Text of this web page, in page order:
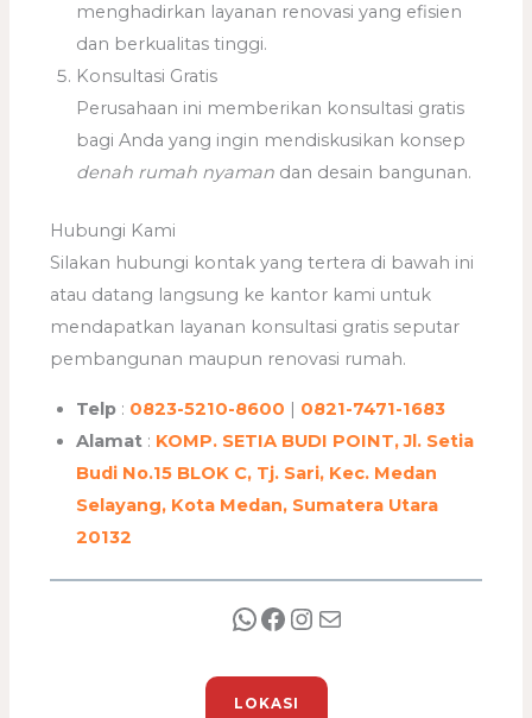
menghadirkan layanan renovasi yang efisien
dan berkualitas tinggi.
Konsultasi Gratis
Perusahaan ini memberikan konsultasi gratis
bagi Anda yang ingin mendiskusikan konsep
denah rumah nyaman dan desain bangunan.
Hubungi Kami
Silakan hubungi kontak yang tertera di bawah ini
atau datang langsung ke kantor kami untuk
mendapatkan layanan konsultasi gratis seputar
pembangunan maupun renovasi rumah.
Telp : 0823-5210-8600 | 0821-7471-1683
Alamat : KOMP. SETIA BUDI POINT, Jl. Setia
Budi No.15 BLOK C, Tj. Sari, Kec. Medan
Selayang, Kota Medan, Sumatera Utara
20132
LOKASI